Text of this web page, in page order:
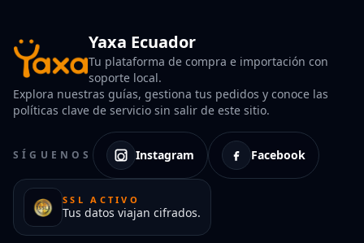
Yaxa Ecuador
Tu plataforma de compra e importación con
soporte local.
Explora nuestras guías, gestiona tus pedidos y conoce las
políticas clave de servicio sin salir de este sitio.
SÍGUENOS Instagram Facebook
SSL ACTIVO
Tus datos viajan cifrados.